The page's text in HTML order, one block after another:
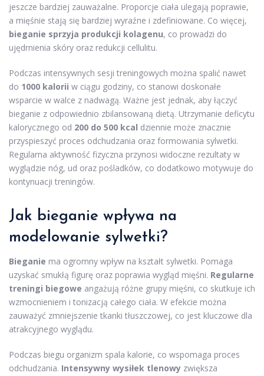
jeszcze bardziej zauważalne. Proporcje ciała ulegają poprawie,
a mięśnie stają się bardziej wyraźne i zdefiniowane. Co więcej,
bieganie sprzyja produkcji kolagenu, co prowadzi do
ujędrnienia skóry oraz redukcji cellulitu.
Podczas intensywnych sesji treningowych można spalić nawet
do 1000 kalorii w ciągu godziny, co stanowi doskonałe
wsparcie w walce z nadwagą. Ważne jest jednak, aby łączyć
bieganie z odpowiednio zbilansowaną dietą. Utrzymanie deficytu
kalorycznego od 200 do 500 kcal dziennie może znacznie
przyspieszyć proces odchudzania oraz formowania sylwetki.
Regularna aktywność fizyczna przynosi widoczne rezultaty w
wyglądzie nóg, ud oraz pośladków, co dodatkowo motywuje do
kontynuacji treningów.
Jak bieganie wpływa na
modelowanie sylwetki?
Bieganie ma ogromny wpływ na kształt sylwetki. Pomaga
uzyskać smukłą figurę oraz poprawia wygląd mięśni. Regularne
treningi biegowe angażują różne grupy mięśni, co skutkuje ich
wzmocnieniem i tonizacją całego ciała. W efekcie można
zauważyć zmniejszenie tkanki tłuszczowej, co jest kluczowe dla
atrakcyjnego wyglądu.
Podczas biegu organizm spala kalorie, co wspomaga proces
odchudzania. Intensywny wysiłek tlenowy zwiększa